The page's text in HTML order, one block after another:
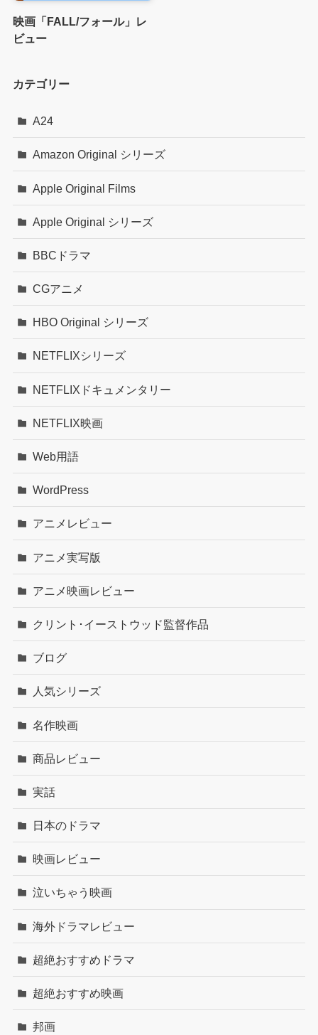
映画「FALL/フォール」レ
ビュー
カテゴリー
A24
Amazon Original シリーズ
Apple Original Films
Apple Original シリーズ
BBCドラマ
CGアニメ
HBO Original シリーズ
NETFLIXシリーズ
NETFLIXドキュメンタリー
NETFLIX映画
Web用語
WordPress
アニメレビュー
アニメ実写版
アニメ映画レビュー
クリント･イーストウッド監督作品
ブログ
人気シリーズ
名作映画
商品レビュー
実話
日本のドラマ
映画レビュー
泣いちゃう映画
海外ドラマレビュー
超絶おすすめドラマ
超絶おすすめ映画
邦画